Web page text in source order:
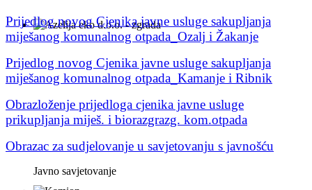
Prijedlog novog Cjenika javne usluge sakupljanja
miješanog komunalnog otpada_Ozalj i Žakanje
Prijedlog novog Cjenika javne usluge sakupljanja
miješanog komunalnog otpada_Kamanje i Ribnik
Obrazloženje prijedloga cjenika javne usluge
prikupljanja miješ. i biorazgrazg. kom.otpada
Obrazac za sudjelovanje u savjetovanju s javnošću
Javno savjetovanje